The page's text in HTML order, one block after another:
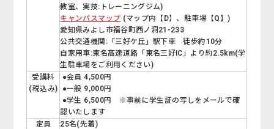
教室、実技:トレーニングジム)
キャンパスマップ (マップ内【D】、駐車場【Q】)
愛知県みよし市福谷町西ノ洞21-233
公共交通機関:「三好ケ丘」駅下車 徒歩約10分
自家用車:東名高速道路「東名三好IC」より約2.5km(学
生駐車場をご利用ください)
受講料
(税込み)
●会員 4,500円
●一般 9,000円
●学生 6,500円 ※事前に学生証の写しをメールで確
認いたします
定員
25名(先着)